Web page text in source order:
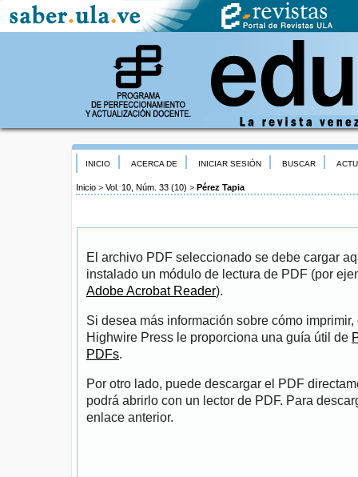
INICIO ACERCA DE INICIAR SESIÓN BUSCAR
Inicio > Vol. 10, Núm. 33 (10) > Pérez Tapia
El archivo PDF seleccionado se debe cargar
instalado un módulo de lectura de PDF (por
Adobe Acrobat Reader).
Si desea más información sobre cómo
Highwire Press le proporciona una guía útil de
PDFs.
Por otro lado, puede descargar el PDF
podrá abrirlo con un lector de PDF. Para
enlace anterior.